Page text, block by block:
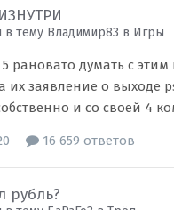
в тему Владимир83 в Игры
рановато думать с
их заявление о выходе
и со своей 4
16 659 ответов
рубль?